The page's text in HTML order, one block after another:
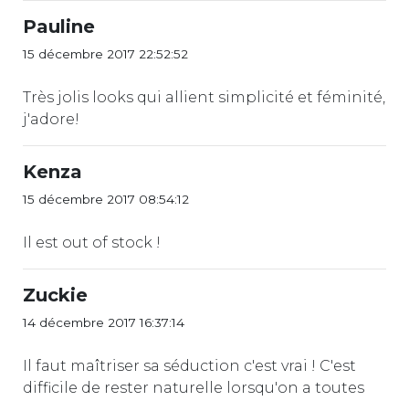
Pauline
15 décembre 2017 22:52:52
Très jolis looks qui allient simplicité et féminité,
j'adore!
Kenza
15 décembre 2017 08:54:12
Il est out of stock !
Zuckie
14 décembre 2017 16:37:14
Il faut maîtriser sa séduction c'est vrai ! C'est
difficile de rester naturelle lorsqu'on a toutes